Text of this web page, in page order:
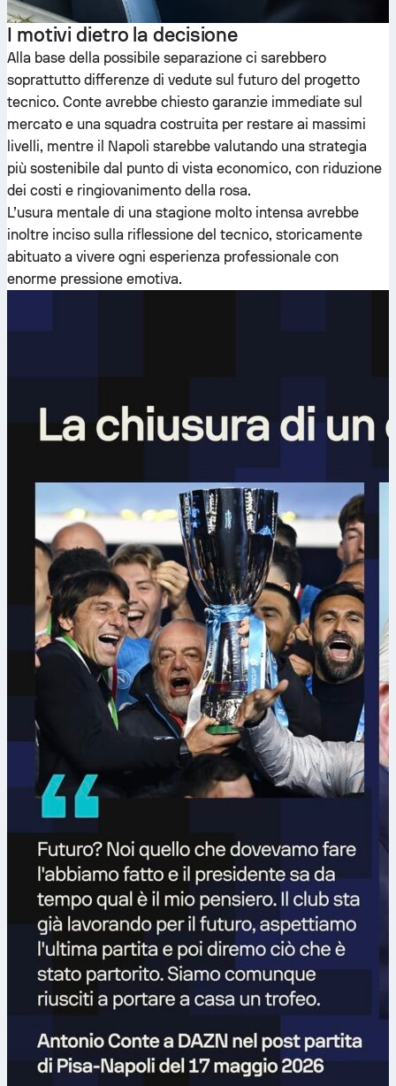
I motivi dietro la decisione
Alla base della possibile separazione ci sarebbero
soprattutto differenze di vedute sul futuro del progetto
tecnico. Conte avrebbe chiesto garanzie immediate sul
mercato e una squadra costruita per restare ai massimi
livelli, mentre il Napoli starebbe valutando una strategia
più sostenibile dal punto di vista economico, con riduzione
dei costi e ringiovanimento della rosa.
L’usura mentale di una stagione molto intensa avrebbe
inoltre inciso sulla riflessione del tecnico, storicamente
abituato a vivere ogni esperienza professionale con
enorme pressione emotiva.